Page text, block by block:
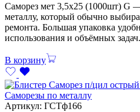
Саморез мет 3,5х25 (1000шт) G
металлу, который обычно
ремонта. Большая упаковка
использования и объёмных задач.
В корзину
Саморезы по металлу
Артикул: ГСТф166